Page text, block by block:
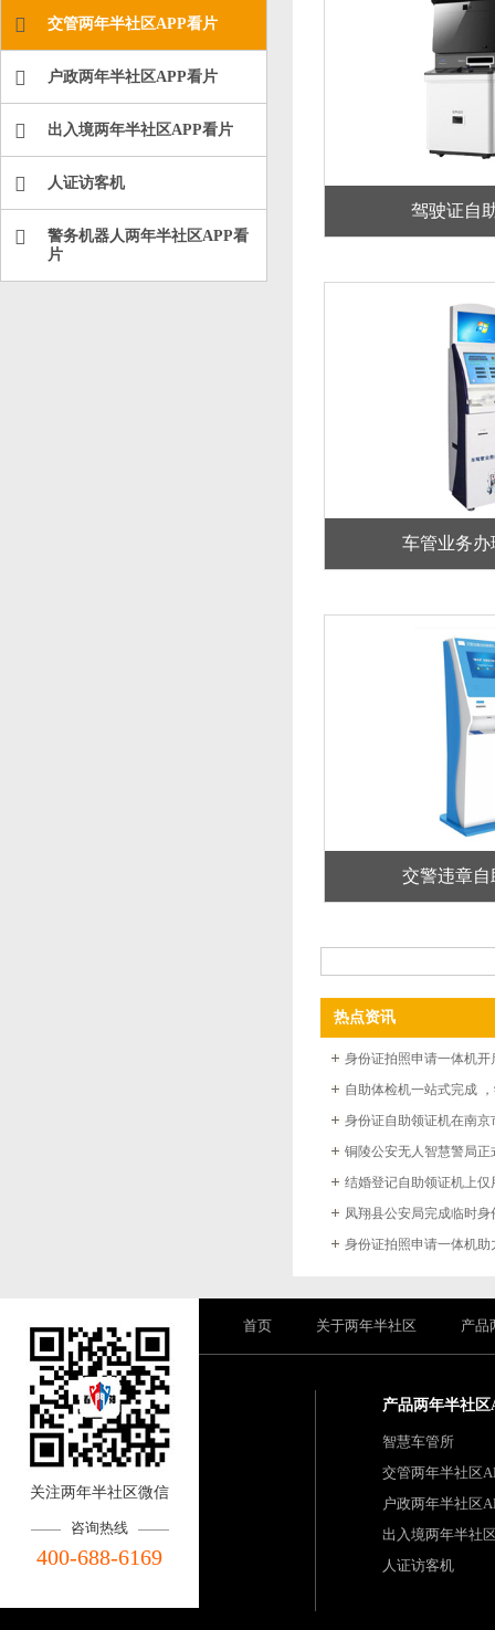
交管两年半社区APP看片
户政两年半社区APP看片
出入境两年半社区APP看片
人证访客机
警务机器人两年半社区APP看
片
驾驶证自
车管业务办
交警违章自
热点资讯
身份证自助领证机在南
铜陵公安无人智慧警局正
关注两年半社区微信
咨询热线
400-688-6169
首页 关于两年半社区 产品
产品两年半社区
智慧车管所
交管两年半社区
户政两年半社区
出入境两年半社
人证访客机